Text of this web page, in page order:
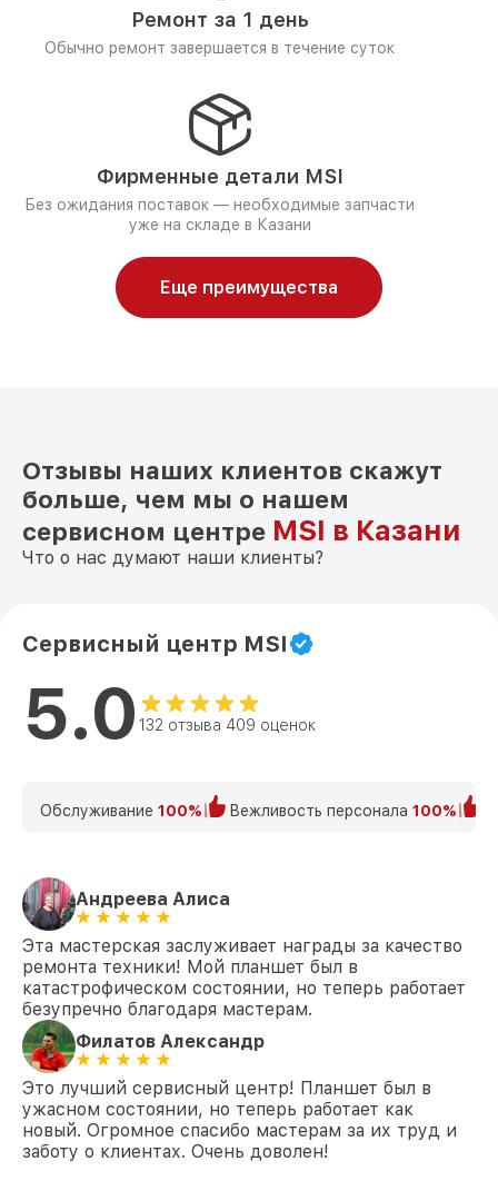
Ремонт за 1 день
Обычно ремонт завершается в течение суток
Фирменные детали MSI
Без ожидания поставок — необходимые запчасти
уже на складе в Казани
Еще преимущества
Отзывы наших клиентов скажут
больше, чем мы о нашем
сервисном центре MSI в Казани
Что о нас думают наши клиенты?
Сервисный центр MSI
5.0 132 отзыва 409 оценок
Обслуживание 100% Вежливость персонала 100%
Андреева Алиса
Эта мастерская заслуживает награды за качество
ремонта техники! Мой планшет был в
катастрофическом состоянии, но теперь работает
безупречно благодаря мастерам.
Филатов Александр
Это лучший сервисный центр! Планшет был в
ужасном состоянии, но теперь работает как
новый. Огромное спасибо мастерам за их труд и
заботу о клиентах. Очень доволен!